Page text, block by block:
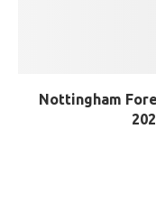
Nottingham